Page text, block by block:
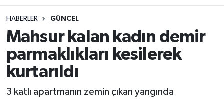
HABERLER GÜNCEL
Mahsur kalan kadın demir
parmaklıkları kesilerek
kurtarıldı
3 katlı apartmanın zemin çıkan yangında
GÜNCEL
İZMİR
ÖZEL HABER